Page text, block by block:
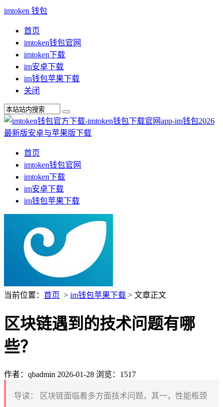
imtoken 钱包
首页
imtoken钱包官网
imtoken下载
im安卓下载
im钱包苹果下载
关闭
首页
imtoken钱包官网
imtoken下载
im安卓下载
im钱包苹果下载
当前位置： 首页 > im钱包苹果下载 > 文章正文
区块链遇到的技术问题有哪
些？
作者：qbadmin 2026-01-28 浏览：1517
导读：
区块链面临着多方面技术问题，其一，性能瓶颈